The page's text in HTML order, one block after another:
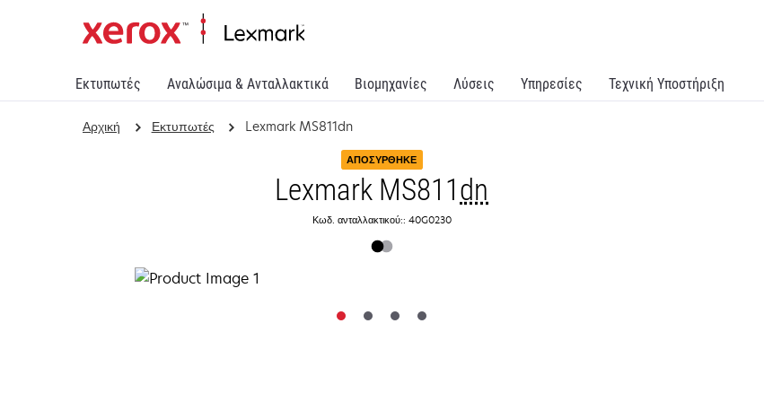
Εκτυπωτές Αναλώσιμα & Ανταλλακτικά Βιομηχανίες Λύσεις Υπηρεσίες Τεχνική Υποστήριξη
Αρχική Εκτυπωτές Lexmark MS811dn
ΑΠΟΣΎΡΘΗΚΕ
Lexmark MS811dn
Κωδ. ανταλλακτικού:: 40G0230